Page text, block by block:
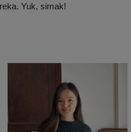
Yuk, simak!